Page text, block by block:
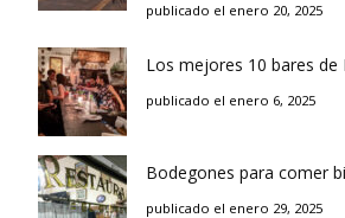
publicado el enero 20, 2025
Los mejores 10 bares de
publicado el enero 6, 2025
Bodegones para comer
publicado el enero 29, 2025